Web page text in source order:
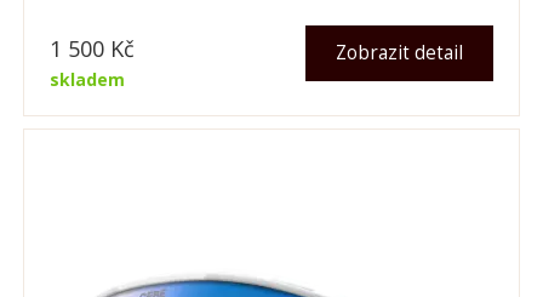
skladem
Zobrazit detail
1 500 Kč